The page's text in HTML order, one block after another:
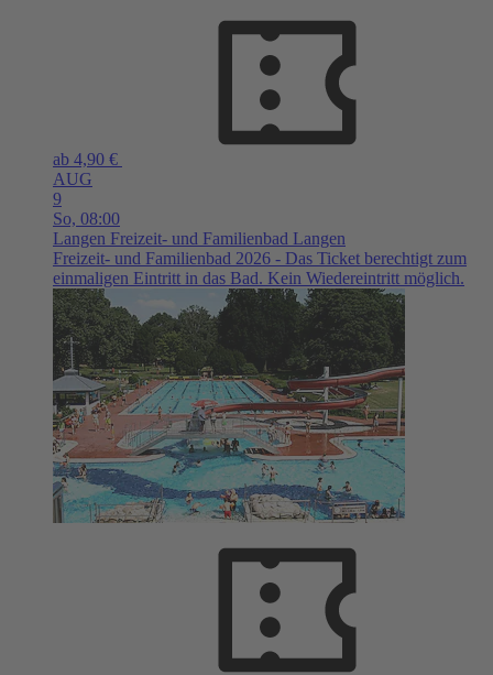
ab 4,90 €
AUG
9
So, 08:00
Langen Freizeit- und Familienbad Langen
Freizeit- und Familienbad 2026 - Das Ticket berechtigt zum
einmaligen Eintritt in das Bad. Kein Wiedereintritt möglich.